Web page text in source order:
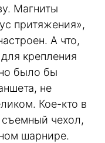
Магниты
притяжения»,
А что,
крепления
было бы
не
Кое-кто в
съемный чехол,
шарнире.